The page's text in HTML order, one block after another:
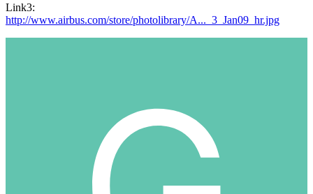
Link3:
http://www.airbus.com/store/photolibrary/A..._3_Jan09_hr.jpg